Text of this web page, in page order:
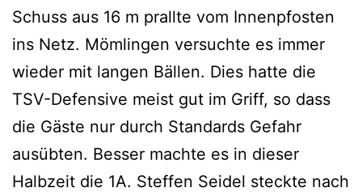
Schuss aus 16 m prallte vom Innenpfosten
ins Netz. Mömlingen versuchte es immer
wieder mit langen Bällen. Dies hatte die
TSV-Defensive meist gut im Griff, so dass
die Gäste nur durch Standards Gefahr
ausübten. Besser machte es in dieser
Halbzeit die 1A. Steffen Seidel steckte nach